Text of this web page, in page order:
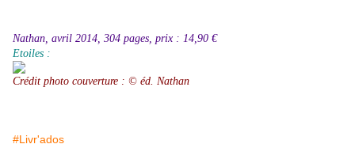
Nathan, avril 2014, 304 pages, prix : 14,90 €
Etoiles :
Crédit photo couverture : © éd. Nathan
#Livr'ados